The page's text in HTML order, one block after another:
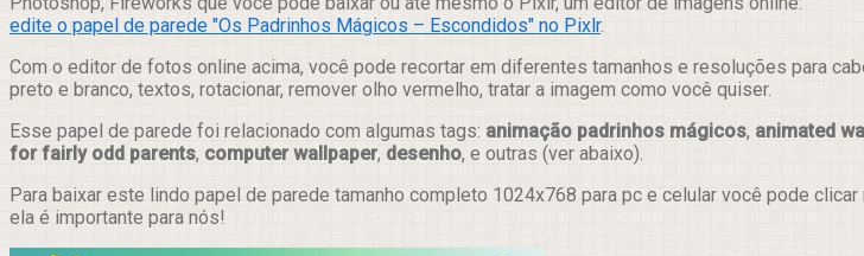
edite o papel de parede "Os Padrinhos Mágicos – Escondidos" no Pixlr.
Com o editor de fotos online acima, você pode recortar em diferentes tamanhos e resoluções para
preto e branco, textos, rotacionar, remover olho vermelho, tratar a imagem como você quiser.
Esse papel de parede foi relacionado com algumas tags: animação padrinhos mágicos, animated
for fairly odd parents, computer wallpaper, desenho, e outras (ver abaixo).
Para baixar este lindo papel de parede tamanho completo 1024x768 para pc e celular você pode
ela é importante para nós!